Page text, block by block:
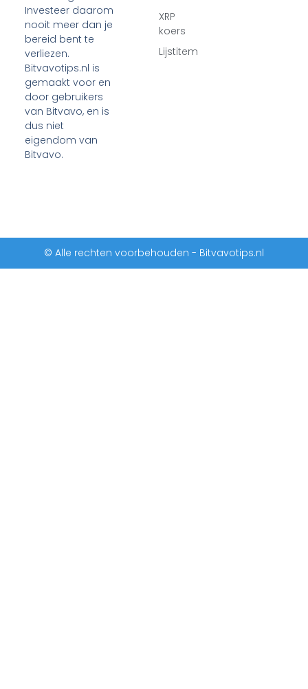
Investeer daarom
nooit meer dan je
bereid bent te
verliezen.
Bitvavotips.nl is
gemaakt voor en
door gebruikers
van Bitvavo, en is
dus niet
eigendom van
Bitvavo.
XRP
koers
Lijstitem
© Alle rechten voorbehouden - Bitvavotips.nl